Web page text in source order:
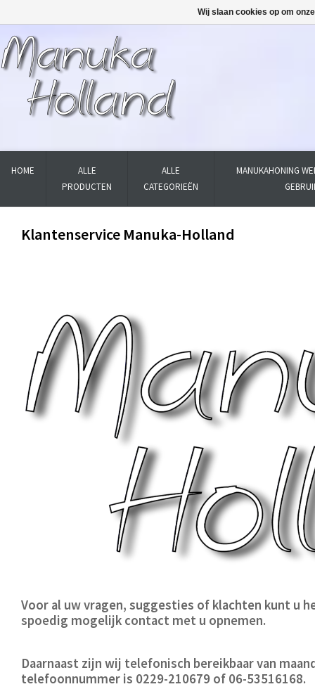
HOME
ALLE
PRODUCTEN
ALLE
CATEGORIEËN
MANUKAHONING
Klantenservice Manuka-Holland
Voor al uw vragen, suggesties of klachten kunt u
spoedig mogelijk contact met u opnemen.
Daarnaast zijn wij telefonisch bereikbaar van
telefoonnummer is 0229-210679 of 06-53516168.
Wij slaan cookies op om